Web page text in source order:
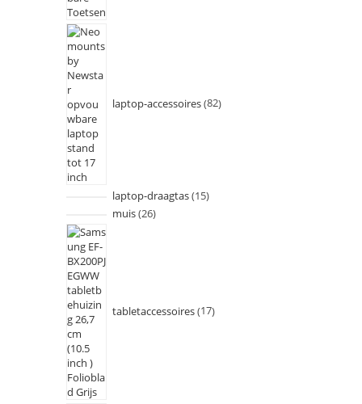
laptop-accessoires 82
laptop-draagtas 15
muis 26
tabletaccessoires 17